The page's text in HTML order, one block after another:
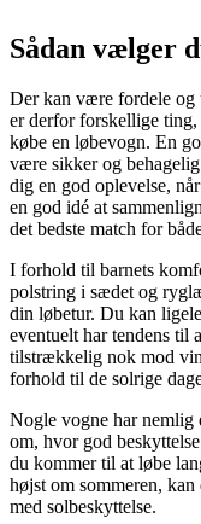
Sådan vælger
Der kan være fordele og
er derfor forskellige
købe en løbevogn. En
være sikker og
dig en god oplevelse,
en god idé at
det bedste match for
I forhold til barnets
polstring i sædet og
din løbetur. Du kan
eventuelt har tendens til
tilstrækkelig nok mod
forhold til de solrige
Nogle vogne har nemlig
om, hvor god
du kommer til at løbe
højst om sommeren,
med solbeskyttelse.